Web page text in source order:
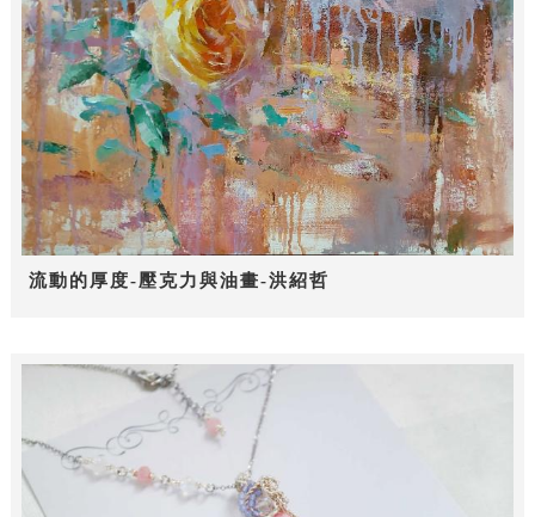
流動的厚度-壓克力與油畫-洪紹哲